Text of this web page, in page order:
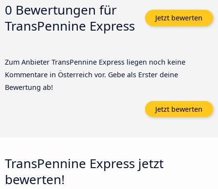
0 Bewertungen für
TransPennine Express
Jetzt bewerten
Zum Anbieter TransPennine Express liegen noch keine
Kommentare in Österreich vor. Gebe als Erster deine
Bewertung ab!
Jetzt bewerten
TransPennine Express jetzt
bewerten!